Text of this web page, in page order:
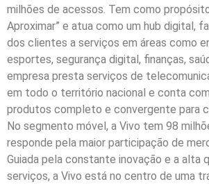
milhões de acessos. Tem como
Aproximar” e atua como um hub digital,
dos clientes a serviços em áreas como
esportes, segurança digital, finanças,
empresa presta serviços de
em todo o território nacional e conta
produtos completo e convergente para
No segmento móvel, a Vivo tem 98
responde pela maior participação de
Guiada pela constante inovação e a alta
serviços, a Vivo está no centro de uma